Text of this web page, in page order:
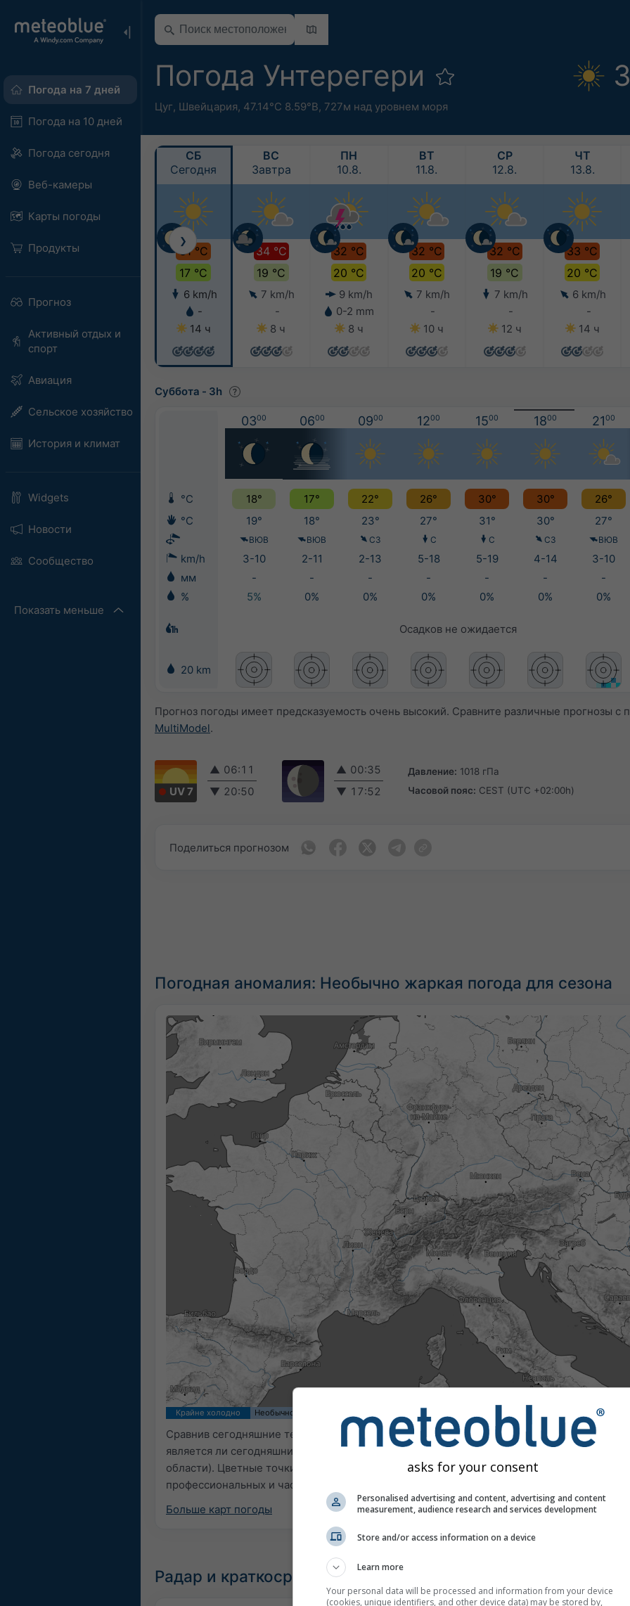
Погода на 7 дней
Погода на 10 дней
Погода сегодня
Веб-камеры
Карты погоды
Продукты
Прогноз
Активный отдых и
спорт
Авиация
Сельское хозяйство
История и климат
Widgets
Новости
Сообщество
Показать меньше
Погода Унтерегери
Цуг, Швейцария, 47.14°С 8.59°В, 727м над уровнем моря
СБ
Сегодня
31 °C
17 °C
6 km/h
-
14 ч
ВС
Завтра
34 °C
19 °C
7 km/h
-
8 ч
ПН
10.8.
32 °C
20 °C
9 km/h
0-2 mm
8 ч
ВТ
11.8.
32 °C
20 °C
7 km/h
-
10 ч
СР
12.8.
32 °C
19 °C
7 km/h
-
12 ч
ЧТ
13.8.
33 °C
20 °C
6 km/h
-
14 ч
❯
Суббота - 3h
0300 0600 0900 1200 1500 1800 2100
°C 18° 17° 22° 26° 30° 30°
26°
°C
19° 18° 23° 27° 31° 30° 27°
ВЮВ ВЮВ СЗ С С СЗ ВЮВ
km/h 3-10 2-11 2-13 5-18 5-19 4-14
3-10
мм
- - - - - -
-
%
5% 0% 0% 0% 0% 0% 0%
Осадков не ожидается
20 km
Прогноз погоды имеет предсказуемость очень высокий. Сравните различные прогнозы
MultiModel.
UV 7
▲ 06:11
▼ 20:50
▲ 00:35
▼ 17:52
Давление: 1018 гПа
Часовой пояс: CEST (UTC +02:00h)
Поделиться прогнозом
Погодная аномалия: Необычно жаркая погода для сезона
16:00 CEST
Sat 8 Sun 9 Wed 12 Fri 14 Sat 15
Крайне холодно Необычно холодно
Сравнив сегодняшние температуры с 40-летними историческими данными, мы можем
является ли сегодняшний прогноз необычно тёплым (красные области) или холодным
области). Цветные точки показывают фактически наблюдавшиеся температуры с
профессиональных и частных метеостанций.
Больше карт погоды
Радар и краткосрочный прогноз осадков, Швейцария
asks for your consent
Personalised advertising and content, advertising and content
measurement, audience research and services development
Store and/or access information on a device
Learn more
Your personal data will be processed and information from your device
(cookies, unique identifiers, and other device data) may be stored by,